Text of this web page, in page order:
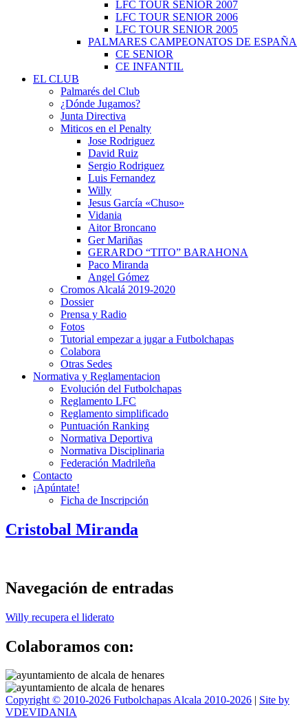
LFC TOUR SENIOR 2007
LFC TOUR SENIOR 2006
LFC TOUR SENIOR 2005
PALMARES CAMPEONATOS DE ESPAÑA
CE SENIOR
CE INFANTIL
EL CLUB
Palmarés del Club
¿Dónde Jugamos?
Junta Directiva
Miticos en el Penalty
Jose Rodriguez
David Ruiz
Sergio Rodriguez
Luis Fernandez
Willy
Jesus García «Chuso»
Vidania
Aitor Broncano
Ger Mariñas
GERARDO “TITO” BARAHONA
Paco Miranda
Angel Gómez
Cromos Alcalá 2019-2020
Dossier
Prensa y Radio
Fotos
Tutorial empezar a jugar a Futbolchapas
Colabora
Otras Sedes
Normativa y Reglamentacion
Evolución del Futbolchapas
Reglamento LFC
Reglamento simplificado
Puntuación Ranking
Normativa Deportiva
Normativa Disciplinaria
Federación Madrileña
Contacto
¡Apúntate!
Ficha de Inscripción
Cristobal Miranda
Navegación de entradas
Willy recupera el liderato
Colaboramos con:
Copyright © 2010-2026 Futbolchapas Alcala 2010-2026 | Site by
VDEVIDANIA